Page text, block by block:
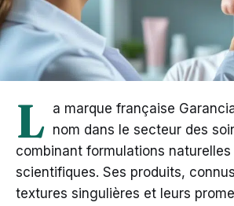
L a marque française
nom dans le secteur des
combinant formulations
scientifiques. Ses produits,
textures singulières et leurs